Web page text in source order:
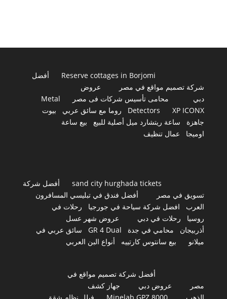
Reserve cottages in Borjomi
أفضل
شركة تصميم مواقع في مصر
عروض
دبي
محامى تأسيس شركات فى مصر
Metal
Detectors
XP ICONX روما مع سائق عربي
بيوت
جاهزة
ساعة ريتشارد ميل أصلية للبيع
بيع ساعة
اوميجا
عمال تنظيف
sand city hurghada tickets
أفضل شركة
تسويق في مصر
أفضل فندق في تبليسي المسافرون
العرب
افضل شركة سياحة في جورجيا
رحلات في
روسيا
رحلات في دبي
عروض شهر عسل
أذربيجان
محامي في جدة GR 4 Dual
سائق عربي في
ميلانو
بيع سانتوس كارتييه أنواع البن العربي
أفضل شركة تصميم مواقع في
مصر
عروض دبي
جهاز كشف